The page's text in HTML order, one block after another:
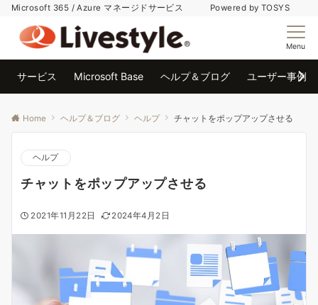
Microsoft 365 / Azure マネージドサービス Powered by TOSYS
Menu
サービス Microsoft Base ヘルプ＆ブログ ユーザー事例
Home ヘルプ＆ブログ ヘルプ チャットをポップアップさせる
ヘルプ
チャットをポップアップさせる
2021年11月22日 2024年4月2日